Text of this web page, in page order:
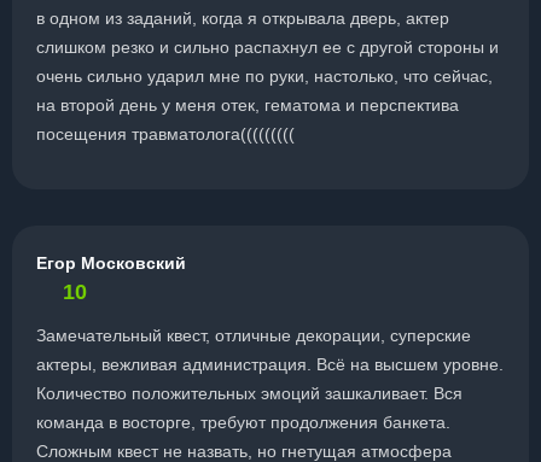
в одном из заданий, когда я открывала дверь, актер
слишком резко и сильно распахнул ее с другой стороны и
очень сильно ударил мне по руки, настолько, что сейчас,
на второй день у меня отек, гематома и перспектива
посещения травматолога(((((((((
Егор Московский
10
Замечательный квест, отличные декорации, суперские
актеры, вежливая администрация. Всё на высшем уровне.
Количество положительных эмоций зашкаливает. Вся
команда в восторге, требуют продолжения банкета.
Сложным квест не назвать, но гнетущая атмосфера